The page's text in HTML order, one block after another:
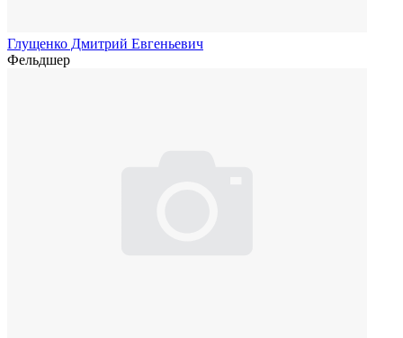
Глущенко Дмитрий Евгеньевич
Фельдшер